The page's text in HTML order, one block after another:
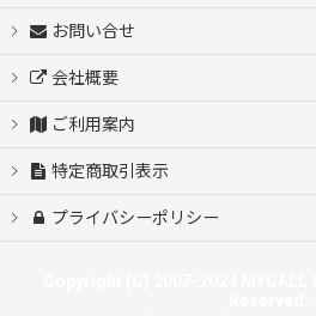
お問い合せ
会社概要
ご利用案内
特定商取引表示
プライバシーポリシー